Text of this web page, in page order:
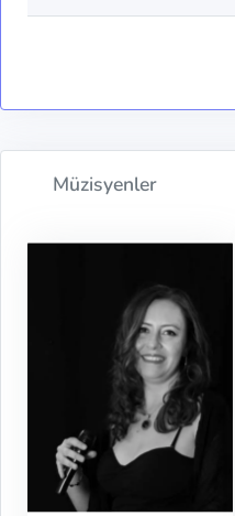
Müzisyenler